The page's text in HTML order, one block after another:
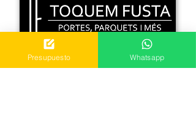
Presupuesto Whatsapp